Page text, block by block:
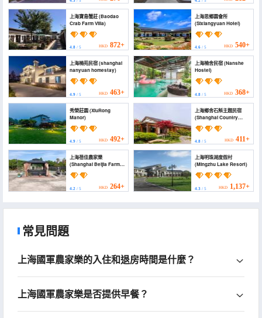
上海寶島蟹莊 (Baodao
Crab Farm Villa)
4.8 / 5 HKD 872+
上海思鄉園會所
(Sixiangyuan Hotel)
4.6/ 5 HKD 540+
上海楠苑民宿 (shanghai
nanyuan homestay)
4.9 / 5 HKD 463+
上海楠舍民宿 (Nanshe
Hostel)
4.8/ 5 HKD 368+
秀榮莊園 (XiuRong
Manor)
4.9 / 5 HKD 492+
上海鄉舍石斛主題民宿
(Shanghai Country
House Shihu Theme
Homestay)
4.8/ 5 HKD 411+
上海蓓佳農家樂
(Shanghai Beijia Farm
Stay)
4.2 / 5 HKD 264+
上海明珠湖度假村
(Mingzhu Lake Resort)
4.3/ 5 HKD 1,137+
常見問題
上海國軍農家樂的入住和退房時間是什麼？
上海國軍農家樂是否提供早餐？